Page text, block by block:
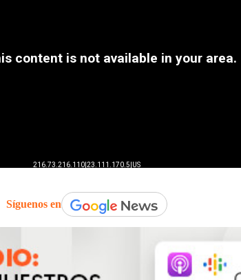
Síguenos en